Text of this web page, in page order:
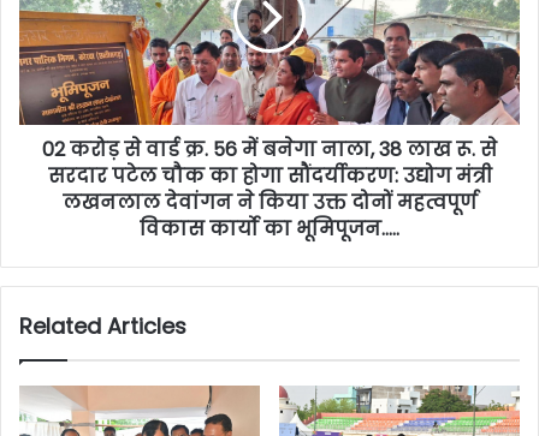
02 करोड़ से वार्ड क्र. 56 में बनेगा नाला, 38 लाख रू. से
सरदार पटेल चौक का होगा सौंदर्यीकरण: उद्योग मंत्री
लखनलाल देवांगन ने किया उक्त दोनों महत्वपूर्ण
विकास कार्यो का भूमिपूजन…..
Related Articles